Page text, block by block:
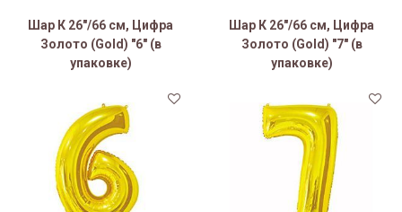
Шар К 26"/66 см, Цифра
Золото (Gold) "6" (в
упаковке)
Шар К 26"/66 см, Цифра
Золото (Gold) "7" (в
упаковке)